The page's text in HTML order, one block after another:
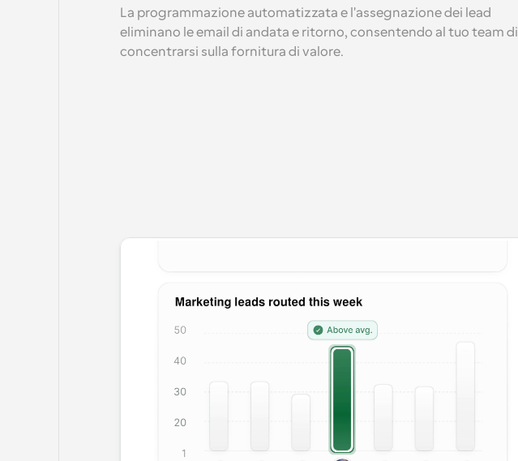
La programmazione automatizzata e l'assegnazione dei lead
eliminano le email di andata e ritorno, consentendo al tuo team di
concentrarsi sulla fornitura di valore.